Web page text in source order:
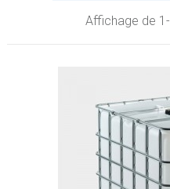
Affichage de